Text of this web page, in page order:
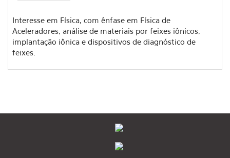
Interesse em Física, com ênfase em Física de
Aceleradores, análise de materiais por feixes iônicos,
implantação iônica e dispositivos de diagnóstico de
feixes.